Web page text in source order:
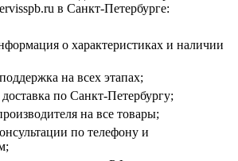
в Санкт-Петербурге:
о характеристиках и наличии
на всех этапах;
по Санкт-Петербургу;
на все товары;
по телефону и